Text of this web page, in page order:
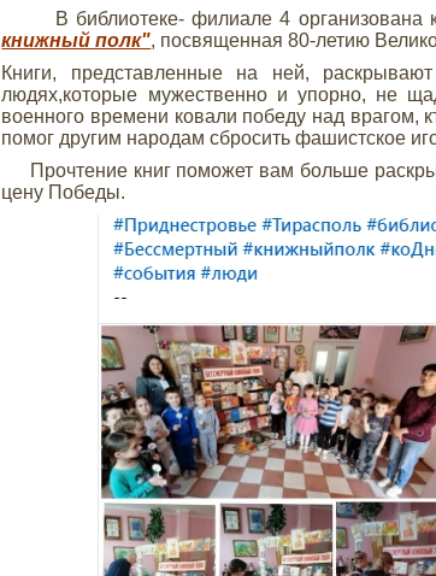
В библиотеке- филиале 4 организована
книжный полк", посвященная 80-летию
Книги, представленные на ней,
людях,которые мужественно и упорно, не
военного времени ковали победу над врагом,
помог другим народам сбросить фашистское
Прочтение книг поможет вам больше
цену Победы.